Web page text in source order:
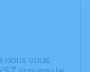
nous vous